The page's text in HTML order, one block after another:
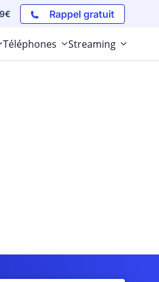
Rappel gratuit
Téléphones Streaming